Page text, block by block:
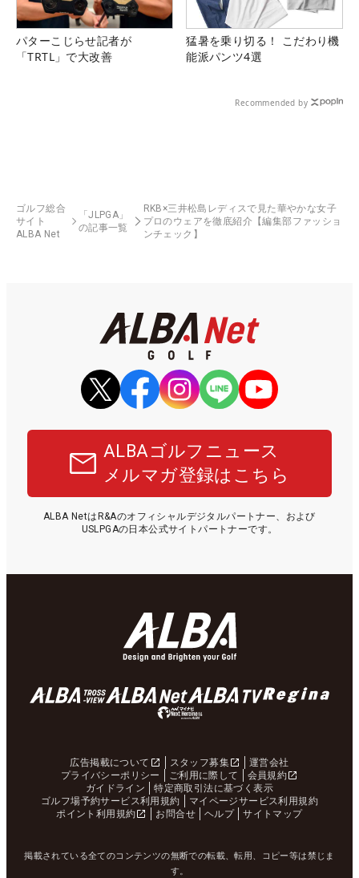
パターこじらせ記者が
「TRTL」で大改善
猛暑を乗り切る！ こだわり機
能派パンツ4選
Recommended by
ゴルフ総合
サイト
ALBA Net
「JLPGA」
の記事一覧
RKB×三井松島レディスで見た華やかな女子
プロのウェアを徹底紹介【編集部ファッショ
ンチェック】
ALBAゴルフニュース
メルマガ登録はこちら
ALBA NetはR&Aのオフィシャルデジタルパートナー、および
USLPGAの日本公式サイトパートナーです。
広告掲載について スタッフ募集
運営会社
プライバシーポリシー
ご利用に際して
会員規約
ガイドライン
特定商取引法に基づく表示
ゴルフ場予約サービス利用規約
マイページサービス利用規約
ポイント利用規約
お問合せ ヘルプ サイトマップ
掲載されている全てのコンテンツの無断での転載、転用、コピー等は禁じま
す。